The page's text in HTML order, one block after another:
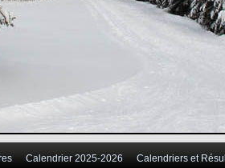
Calendrier 2025-2026 Calendriers et